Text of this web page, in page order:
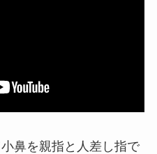
鼻を親指と人差し指で